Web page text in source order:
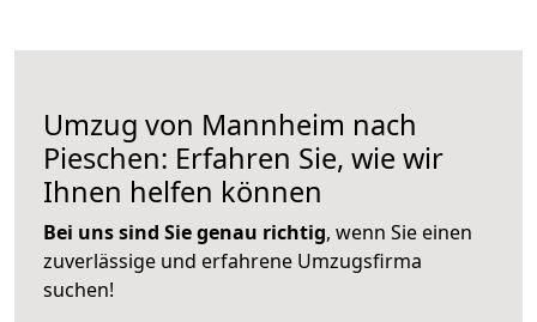
Umzug von Mannheim nach
Pieschen: Erfahren Sie, wie wir
Ihnen helfen können
Bei uns sind Sie genau richtig, wenn Sie einen
zuverlässige und erfahrene Umzugsfirma
suchen!